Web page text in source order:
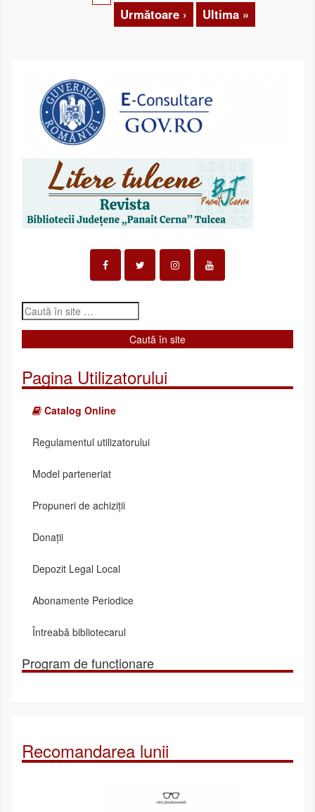
Următoare ›
Ultima »
Pagina Utilizatorului
Catalog Online
Regulamentul utilizatorului
Model parteneriat
Propuneri de achiziții
Donații
Depozit Legal Local
Abonamente Periodice
Întreabă bibliotecarul
Program de funcționare
Recomandarea lunii